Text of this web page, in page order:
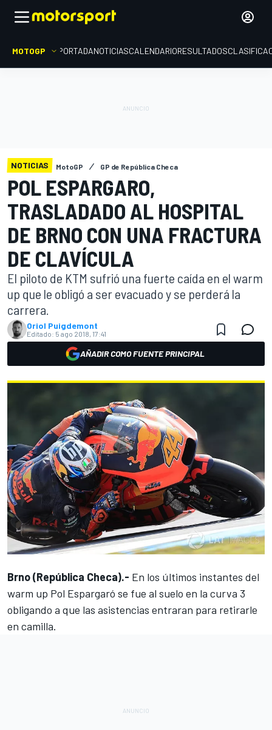
MOTOGP PORTADANOTICIASCALENDARIORESULTADOS
NOTICIAS MotoGP GP de República Checa
POL ESPARGARO,
TRASLADADO AL HOSPITAL
DE BRNO CON UNA FRACTURA
DE CLAVÍCULA
El piloto de KTM sufrió una fuerte caída en el warm
up que le obligó a ser evacuado y se perderá la
carrera.
Oriol Puigdemont
Editado: 5 ago 2018, 17:41
AÑADIR COMO FUENTE PRINCIPAL
Brno (República Checa).- En los últimos instantes del
warm up Pol Espargaró se fue al suelo en la curva 3
obligando a que las asistencias entraran para retirarle
en camilla.